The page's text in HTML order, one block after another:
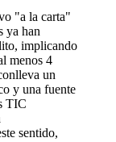
"a la carta"
ya han
implicando
menos 4
un
y una fuente
TIC
sentido,